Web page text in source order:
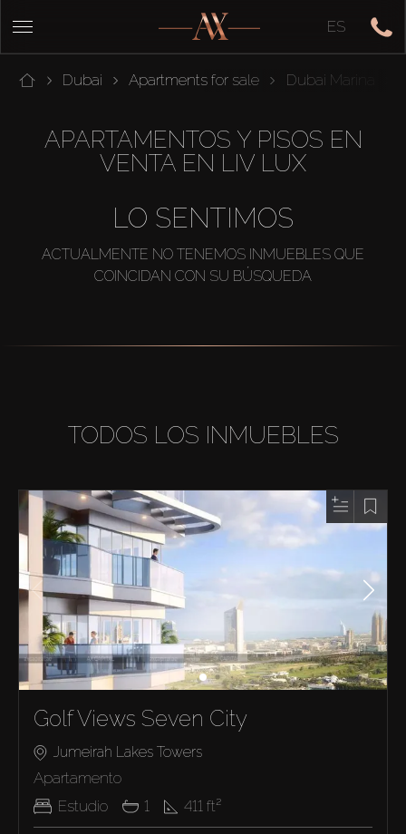
ES
Dubai Apartments for sale Dubai Marina
APARTAMENTOS Y PISOS EN
VENTA EN LIV LUX
LO SENTIMOS
ACTUALMENTE NO TENEMOS INMUEBLES QUE
COINCIDAN CON SU BÚSQUEDA
TODOS LOS INMUEBLES
Golf Views Seven City
Jumeirah Lakes Towers
Apartamento
Estudio
1 411 ft²